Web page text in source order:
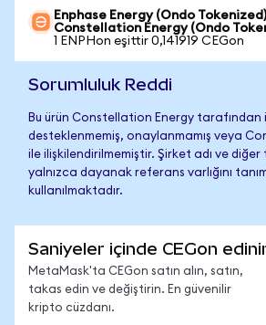
Enphase Energy (Ondo
Constellation Energy (Ondo
1 ENPHon eşittir 0,141919 CEGon
Sorumluluk Reddi
Bu ürün Constellation Energy tarafından
desteklenmemiş, onaylanmamış veya
ile ilişkilendirilmemiştir. Şirket adı ve
yalnızca dayanak referans varlığını
kullanılmaktadır.
Saniyeler içinde CEGon
MetaMask'ta CEGon satın alın, satın,
takas edin ve değiştirin. En güvenilir
kripto cüzdanı.